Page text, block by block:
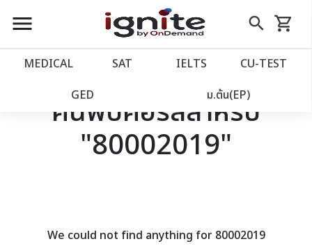
close
account_balance หน้าแรก
เว็บไซต์อิกไนท์
โปรโมชั่น
menu search
Skip
to
shopping_cart
รถเข็น
MEDICAL SAT IELTS CU‑TEST
GED ม.ต้น(EP)
ค้นพบคอร์สสำหรับ
"80002019"
We could not find anything for 80002019